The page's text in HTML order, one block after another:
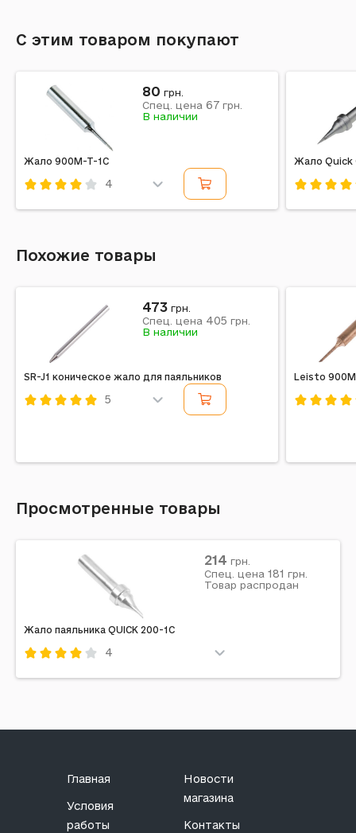
С этим товаром покупают
Жало 900M-T-1C
4
80 грн.
Спец. цена 67 грн.
В наличии
Жало Quick
Похожие товары
SR-J1 коническое жало для паяльников
5
473 грн.
Спец. цена 405 грн.
В наличии
Leisto
Просмотренные товары
Жало паяльника QUICK 200-1C
4
214 грн.
Спец. цена 181 грн.
Товар распродан
Главная
Условия
работы
Новости
магазина
Контакты